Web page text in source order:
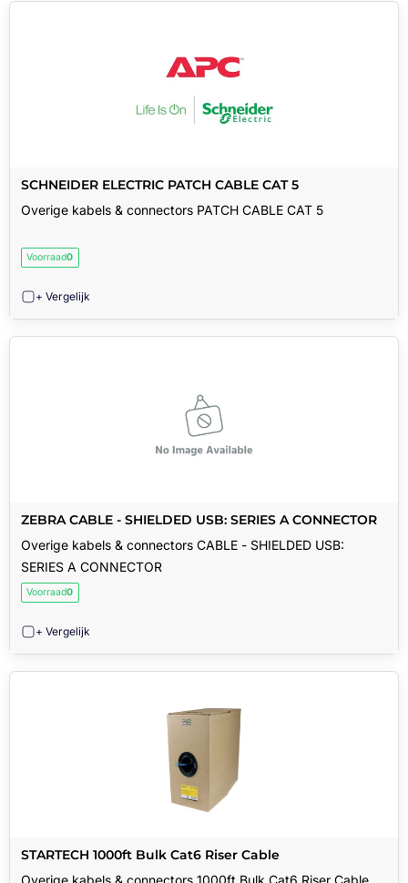
SCHNEIDER ELECTRIC PATCH CABLE CAT 5
Overige kabels & connectors PATCH CABLE CAT 5
Voorraad0
+ Vergelijk
ZEBRA CABLE - SHIELDED USB: SERIES A CONNECTOR
Overige kabels & connectors CABLE - SHIELDED USB:
SERIES A CONNECTOR
Voorraad0
+ Vergelijk
STARTECH 1000ft Bulk Cat6 Riser Cable
Overige kabels & connectors 1000ft Bulk Cat6 Riser Cable